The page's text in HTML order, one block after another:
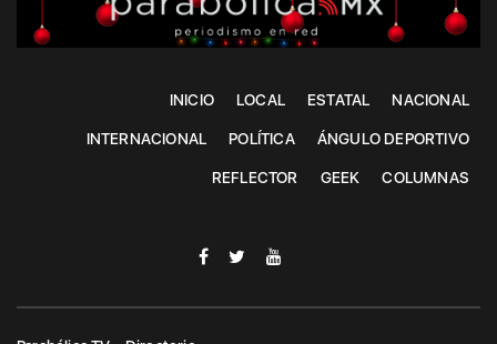
INICIO LOCAL ESTATAL NACIONAL
INTERNACIONAL POLÍTICA ÁNGULO DEPORTIVO
REFLECTOR GEEK COLUMNAS